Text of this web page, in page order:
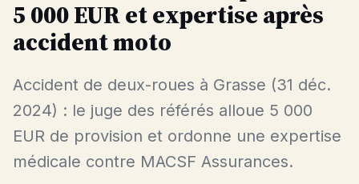
5 000 EUR et expertise après
accident moto
Accident de deux-roues à Grasse (31 déc.
2024) : le juge des référés alloue 5 000
EUR de provision et ordonne une expertise
médicale contre MACSF Assurances.